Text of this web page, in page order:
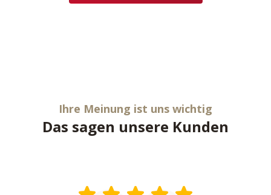
Ihre Meinung ist uns wichtig
Das sagen unsere Kunden